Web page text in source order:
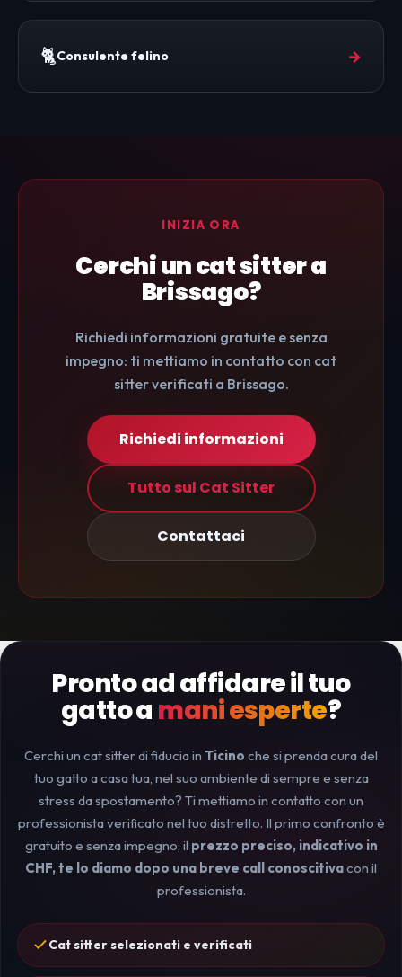
🐈Consulente felino →
INIZIA ORA
Cerchi un cat sitter a
Brissago?
Richiedi informazioni gratuite e senza
impegno: ti mettiamo in contatto con cat
sitter verificati a Brissago.
Richiedi informazioni
Tutto sul Cat Sitter
Contattaci
Pronto ad affidare il tuo
gatto a mani esperte?
Cerchi un cat sitter di fiducia in Ticino che si prenda cura del
tuo gatto a casa tua, nel suo ambiente di sempre e senza
stress da spostamento? Ti mettiamo in contatto con un
professionista verificato nel tuo distretto. Il primo confronto è
gratuito e senza impegno; il prezzo preciso, indicativo in
CHF, te lo diamo dopo una breve call conoscitivacon il
professionista.
Cat sitter selezionati e verificati